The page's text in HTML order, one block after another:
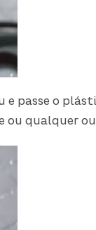
e passe o
ou qualquer